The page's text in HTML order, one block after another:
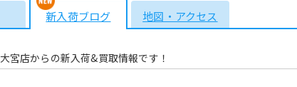
新入荷ブログ 地図・アクセス
宮店からの新入荷&買取情報です！